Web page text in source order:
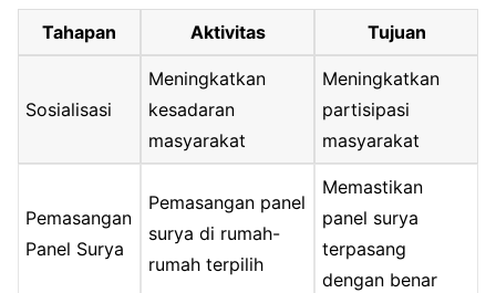
Tahapan Aktivitas Tujuan
Sosialisasi
Meningkatkan
kesadaran
masyarakat
Meningkatkan
partisipasi
masyarakat
Pemasangan
Panel Surya
Pemasangan panel
surya di rumah-
rumah terpilih
Memastikan
panel surya
terpasang
dengan benar